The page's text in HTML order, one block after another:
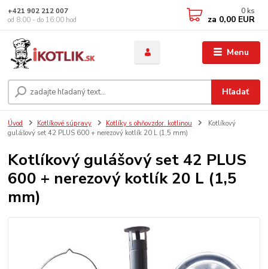
Menu
Hľadať
+421 902 212 007
od 8:00 - do 16:00 hod
0 ks
za 0,00 EUR
Úvod Kotlíkové súpravy Kotlíky s ohňovzdor. kotlinou
Kotlíkový
gulášový set 42 PLUS 600 + nerezový kotlík 20 L (1,5 mm)
Kotlíkový gulášový set 42 PLUS
600 + nerezový kotlík 20 L (1,5
mm)